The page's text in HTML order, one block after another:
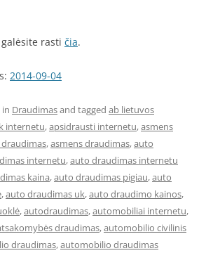
rasti čia.
2014-09-04
Draudimasand tagged ab lietuvos
internetu,apsidrausti internetu,asmens
,asmens draudimas,auto
internetu,auto draudimas internetu
kaina,auto draudimas pigiau,auto
,auto draudimas uk,auto draudimo kainos,
,autodraudimas,automobiliai internetu,
draudimas,automobilio civilinis
draudimas,automobilio draudimas